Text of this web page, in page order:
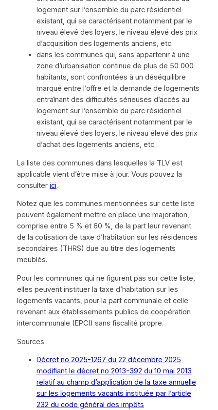
logement sur l’ensemble du parc résidentiel
existant, qui se caractérisent notamment par le
niveau élevé des loyers, le niveau élevé des prix
d’acquisition des logements anciens, etc.
dans les communes qui, sans appartenir à une
zone d’urbanisation continue de plus de 50 000
habitants, sont confrontées à un déséquilibre
marqué entre l’offre et la demande de logements
entraînant des difficultés sérieuses d’accès au
logement sur l’ensemble du parc résidentiel
existant, qui se caractérisent notamment par le
niveau élevé des loyers, le niveau élevé des prix
d’achat des logements anciens, etc.
La liste des communes dans lesquelles la TLV est
applicable vient d’être mise à jour. Vous pouvez la
consulter ici.
Notez que les communes mentionnées sur cette liste
peuvent également mettre en place une majoration,
comprise entre 5 % et 60 %, de la part leur revenant
de la cotisation de taxe d’habitation sur les résidences
secondaires (THRS) due au titre des logements
meublés.
Pour les communes qui ne figurent pas sur cette liste,
elles peuvent instituer la taxe d’habitation sur les
logements vacants, pour la part communale et celle
revenant aux établissements publics de coopération
intercommunale (EPCI) sans fiscalité propre.
Sources :
Décret no 2025-1267 du 22 décembre 2025
modifiant le décret no 2013-392 du 10 mai 2013
relatif au champ d’application de la taxe annuelle
sur les logements vacants instituée par l’article
232 du code général des impôts